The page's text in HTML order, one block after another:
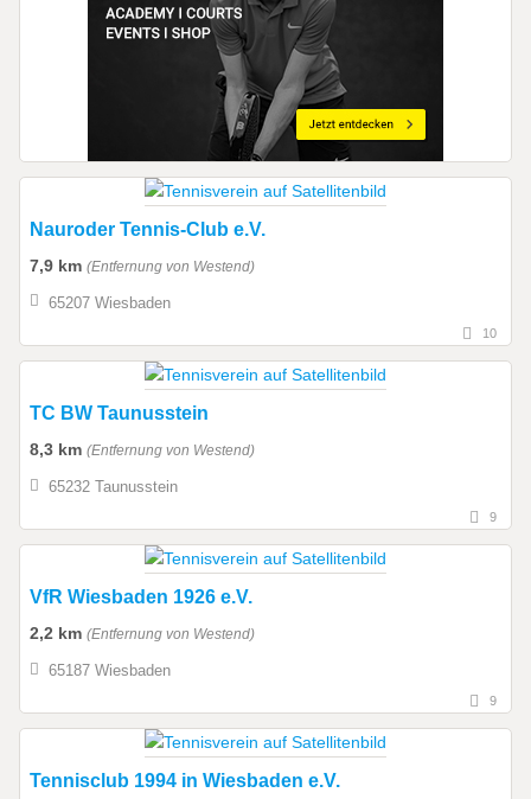
Nauroder Tennis-Club e.V.
7,9 km (Entfernung von Westend)
65207 Wiesbaden
10
TC BW Taunusstein
8,3 km (Entfernung von Westend)
65232 Taunusstein
9
VfR Wiesbaden 1926 e.V.
2,2 km (Entfernung von Westend)
65187 Wiesbaden
9
Tennisclub 1994 in Wiesbaden e.V.